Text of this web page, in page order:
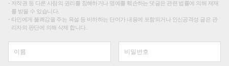
저작권 등 다른 사람의 권리를 침해하거나 명예를 훼손하는 댓글은 관련 법률에 의해 제재
를 받을 수 있습니다.
타인에게 불쾌감을 주는 욕설 등 비하하는 단어가 내용에 포함되거나 인신공격성 글은 관
리자의 판단에 의해 삭제 합니다.